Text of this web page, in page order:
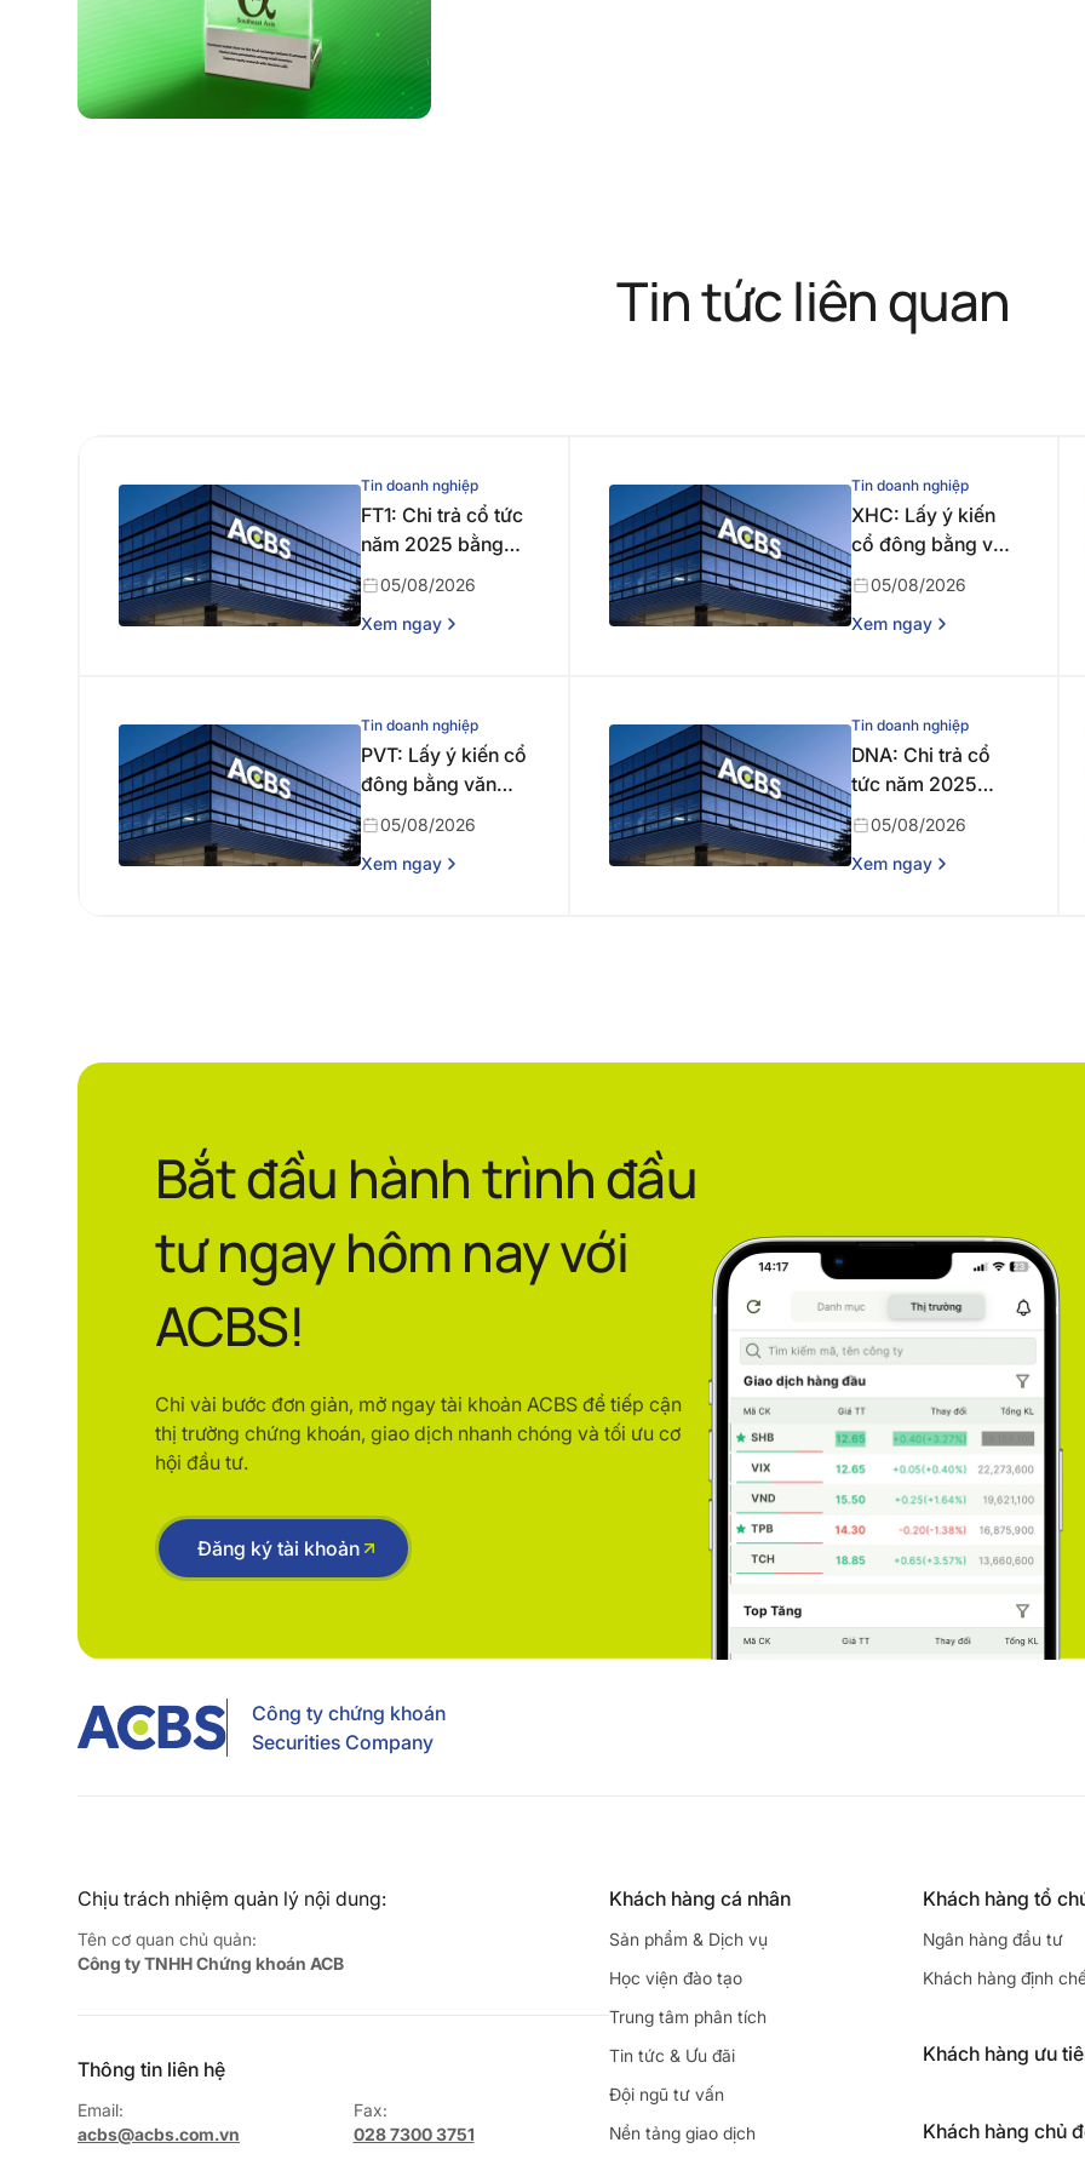
Tin tức liên quan
Tin doanh nghiệp
FT1: Chi trả cổ tức
năm 2025 bằng
tiền05/08/2026
Xem ngay
Tin doanh nghiệp
XHC: Lấy ý kiến
cổ đông bằng văn
bản05/08/2026
Xem ngay
Tin doanh nghiệp
PVT: Lấy ý kiến cổ
đông bằng văn
bản05/08/2026
Xem ngay
Tin doanh nghiệp
DNA: Chi trả cổ
tức năm 2025
bằng tiền
05/08/2026
Xem ngay
Bắt đầu hành trình đầu
tư ngay hôm nay với
ACBS!
Chỉ vài bước đơn giản, mở ngay tài khoản ACBS để tiếp cận
thị trường chứng khoán, giao dịch nhanh chóng và tối ưu cơ
hội đầu tư.
Đăng ký tài khoản
Công ty chứng khoán
Securities Company
Chịu trách nhiệm quản lý nội dung:
Tên cơ quan chủ quản:
Công ty TNHH Chứng khoán ACB
Thông tin liên hệ
Email:
acbs@acbs.com.vn
Fax:
028 7300 3751
Khách hàng cá nhân
Sản phẩm & Dịch vụ
Học viện đào tạo
Trung tâm phân tích
Tin tức & Ưu đãi
Đội ngũ tư vấn
Nền tảng giao dịch
Khách hàng tổ
Ngân hàng đầu tư
Khách hàng định
Khách hàng ưu
Khách hàng chủ